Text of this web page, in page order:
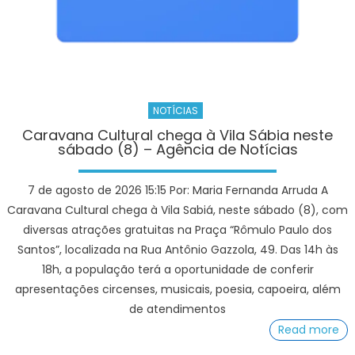
de
NOTÍCIAS
Caravana Cultural chega à Vila Sábia neste
sábado (8) – Agência de Notícias
7 de agosto de 2026 15:15 Por: Maria Fernanda Arruda A
Caravana Cultural chega à Vila Sabiá, neste sábado (8), com
diversas atrações gratuitas na Praça “Rômulo Paulo dos
Santos”, localizada na Rua Antônio Gazzola, 49. Das 14h às
18h, a população terá a oportunidade de conferir
apresentações circenses, musicais, poesia, capoeira, além
de atendimentos
Read more